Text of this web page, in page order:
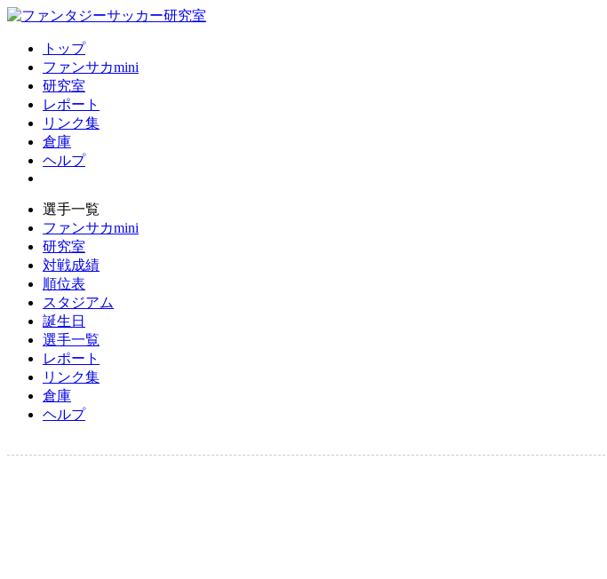
トップ
ファンサカmini
研究室
レポート
リンク集
倉庫
ヘルプ
選手一覧
ファンサカmini
研究室
対戦成績
順位表
スタジアム
誕生日
選手一覧
レポート
リンク集
倉庫
ヘルプ